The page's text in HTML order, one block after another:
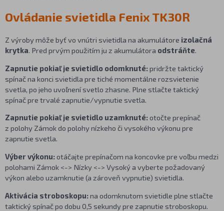
Ovládanie svietidla Fenix TK30R
Z výroby môže byť vo vnútri svietidla na akumulátore izolačná
krytka. Pred prvým použitím ju z akumulátora odstráňte.
Zapnutie pokiaľ je svietidlo odomknuté:pridržte taktický
spínač na konci svietidla pre tiché momentálne rozsvietenie
svetla, po jeho uvoľnení svetlo zhasne. Plne stlačte taktický
spínač pre trvalé zapnutie/vypnutie svetla.
Zapnutie pokiaľ je svietidlo uzamknuté:otočte prepínač
z polohy Zámok do polohy nízkeho či vysokého výkonu pre
zapnutie svetla.
Výber výkonu:otáčajte prepínačom na koncovke pre voľbu medzi
polohami Zámok <-> Nízky <-> Vysoký a vyberte požadovaný
výkon alebo uzamknutie (a zároveň vypnutie) svietidla.
Aktivácia stroboskopu:na odomknutom svietidle plne stlačte
taktický spínač po dobu 0,5 sekundy pre zapnutie stroboskopu.